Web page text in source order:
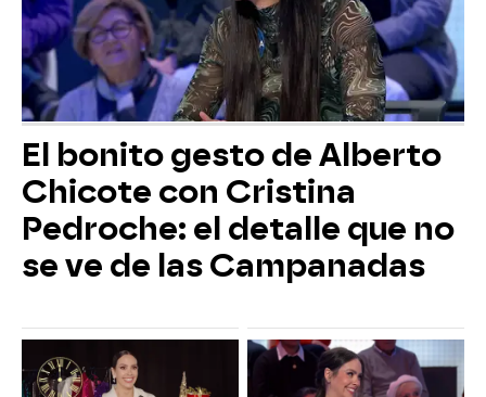
El bonito gesto de Alberto
Chicote con Cristina
Pedroche: el detalle que no
se ve de las Campanadas